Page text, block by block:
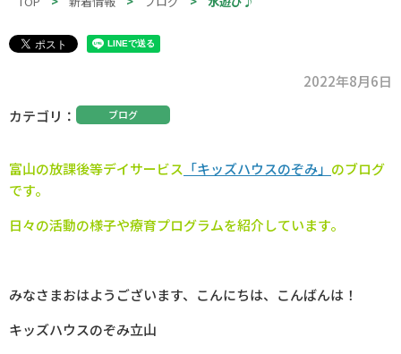
2022年8月6日
カテゴリ
ブログ
富山の放課後等デイサービス 「キッズハウスのぞみ」 のブログ
です。
日々の活動の様子や療育プログラムを紹介しています。
みなさまおはようございます、こんにちは、こんばんは！
キッズハウスのぞみ立山